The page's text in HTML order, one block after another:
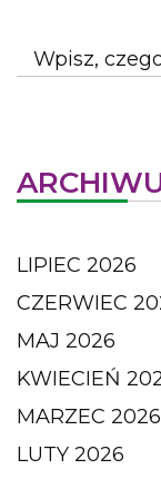
LIPIEC 2026
CZERWIEC
MAJ 2026
KWIECIEŃ
MARZEC 2026
LUTY 2026